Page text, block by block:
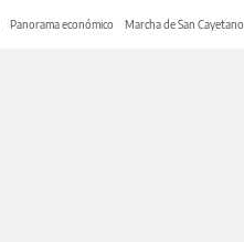
Panorama económico Marcha de San Cayetano